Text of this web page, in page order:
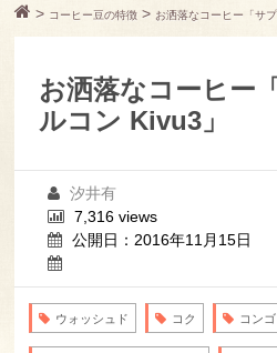
> コーヒー豆の特徴 > お洒落なコーヒー「サ
お洒落なコーヒー
ルコン Kivu3」
汐井有
7,316 views
公開日：2016年11月15日
ウォッシュド コク コンゴ